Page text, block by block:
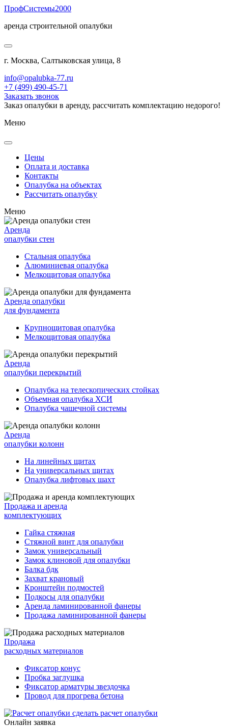
ПрофСистемы2000
аренда строительной опалубки
г. Москва, Салтыковская улица, 8
info@opalubka-77.ru
+7 (499) 490-45-71
Заказать звонок
Заказ опалубки в аренду, рассчитать комплектацию недорого!
Меню
Цены
Оплата и доставка
Контакты
Опалубка на объектах
Рассчитать опалубку
Меню
Аренда
опалубки стен
Стальная опалубка
Алюминиевая опалубка
Мелкощитовая опалубка
Аренда опалубки
для фундамента
Крупнощитовая опалубка
Мелкощитовая опалубка
Аренда
опалубки перекрытий
Опалубка на телескопических стойках
Объемная опалубка ХСИ
Опалубка чашечной системы
Аренда
опалубки колонн
На линейных щитах
На универсальных щитах
Опалубка лифтовых шахт
Продажа и аренда
комплектующих
Гайка стяжная
Стяжной винт для опалубки
Замок универсальный
Замок клиновой для опалубки
Балка бдк
Захват крановый
Кронштейн подмостей
Подкосы для опалубки
Аренда ламинированной фанеры
Продажа ламинированной фанеры
Продажа
расходных материалов
Фиксатор конус
Пробка заглушка
Фиксатор арматуры звездочка
Провод для прогрева бетона
сделать расчет опалубки
Онлайн заявка